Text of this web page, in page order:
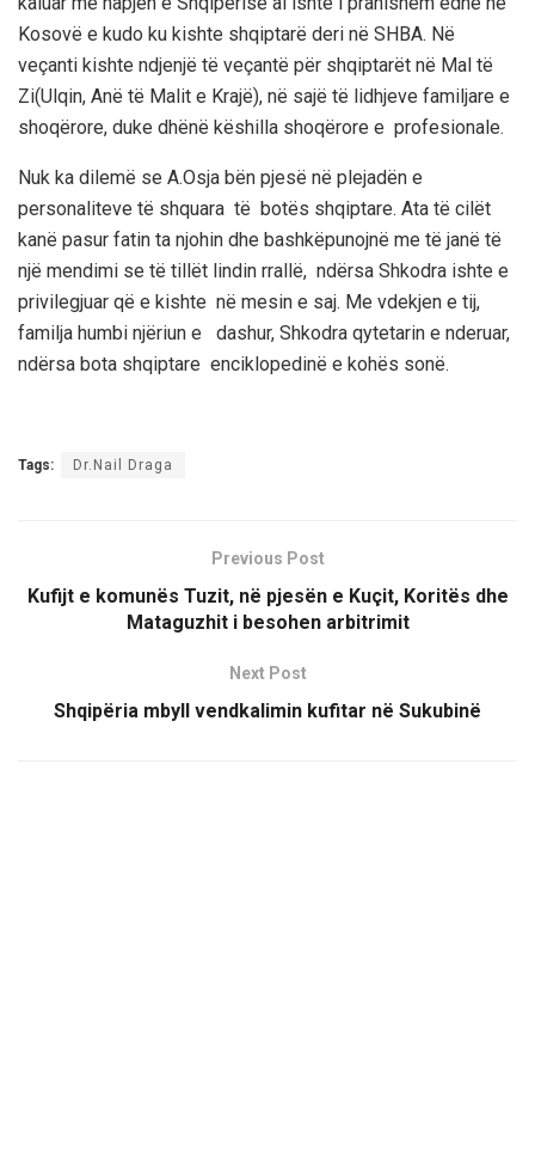
Kosovë e kudo ku kishte shqiptarë deri në SHBA. Në
veçanti kishte ndjenjë të veçantë për shqiptarët në Mal të
Zi(Ulqin, Anë të Malit e Krajë), në sajë të lidhjeve familjare e
shoqërore, duke dhënë këshilla shoqërore e profesionale.
Nuk ka dilemë se A.Osja bën pjesë në plejadën e
personaliteve të shquara të botës shqiptare. Ata të cilët
kanë pasur fatin ta njohin dhe bashkëpunojnë me të janë të
një mendimi se të tillët lindin rrallë, ndërsa Shkodra ishte e
privilegjuar që e kishte në mesin e saj. Me vdekjen e tij,
familja humbi njëriun e dashur, Shkodra qytetarin e nderuar,
ndërsa bota shqiptare enciklopedinë e kohës sonë.
Tags: Dr.Nail Draga
Previous Post
Kufijt e komunës Tuzit, në pjesën e Kuçit, Koritës dhe
Mataguzhit i besohen arbitrimit
Next Post
Shqipëria mbyll vendkalimin kufitar në Sukubinë